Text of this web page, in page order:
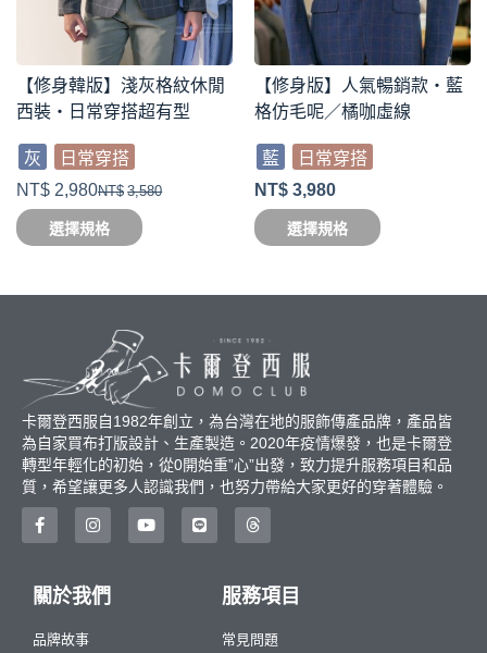
【修身韓版】淺灰格紋休閒
西裝・日常穿搭超有型
灰 日常穿搭
NT$ 3,580
NT$ 2,980
選擇規格
【修身版】人氣暢銷款・藍
格仿毛呢／橘咖虛線
藍
日常穿搭
NT$ 3,980
選擇規格
卡爾登西服自1982年創立，為台灣在地的服飾傳產品牌，產品皆
為自家買布打版設計、生產製造。2020年疫情爆發，也是卡爾登
轉型年輕化的初始，從0開始重”心”出發，致力提升服務項目和品
質，希望讓更多人認識我們，也努力帶給大家更好的穿著體驗。
關於我們
品牌故事
服務項目
常見問題